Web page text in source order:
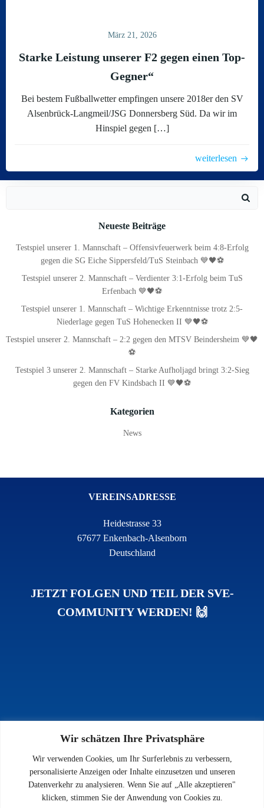
Wir schätzen Ihre Privatsphäre
Wir verwenden Cookies, um Ihr Surferlebnis zu verbessern,
personalisierte Anzeigen oder Inhalte einzusetzen und unseren
Datenverkehr zu analysieren. Wenn Sie auf „Alle akzeptieren"
klicken, stimmen Sie der Anwendung von Cookies zu.
März 21, 2026
Starke Leistung unserer F2 gegen einen Top-
Gegner“
Bei bestem Fußballwetter empfingen unsere 2018er den SV
Alsenbrück-Langmeil/JSG Donnersberg Süd. Da wir im
Hinspiel gegen […]
weiterlesen
Neueste Beiträge
Testspiel unserer 1. Mannschaft – Offensivfeuerwerk beim 4:8-Erfolg
gegen die SG Eiche Sippersfeld/TuS Steinbach 💙🖤⚽
Testspiel unserer 2. Mannschaft – Verdienter 3:1-Erfolg beim TuS
Erfenbach 💙🖤⚽
Testspiel unserer 1. Mannschaft – Wichtige Erkenntnisse trotz 2:5-
Niederlage gegen TuS Hohenecken II 💙🖤⚽
Testspiel unserer 2. Mannschaft – 2:2 gegen den MTSV Beindersheim 💙🖤
⚽
Testspiel 3 unserer 2. Mannschaft – Starke Aufholjagd bringt 3:2-Sieg
gegen den FV Kindsbach II 💙🖤⚽
Kategorien
News
VEREINSADRESSE
Heidestrasse 33
67677 Enkenbach-Alsenborn
Deutschland
JETZT FOLGEN UND TEIL DER SVE-
COMMUNITY WERDEN! 🙌
INFOS
Impressum
Datenschutz
Kontakt